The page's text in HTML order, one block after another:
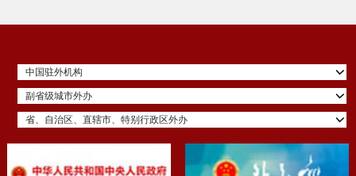
中国驻外机构
副省级城市外办
省、自治区、直辖市、特别行政区外办